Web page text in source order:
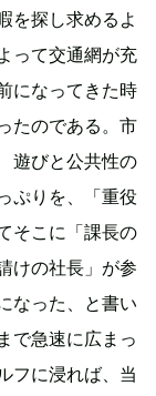
を探し求めるよ
って交通網が充
になってきた時
たのである。市
遊びと公共性の
ぷりを、「重役
そこに「課長の
けの社長」が参
なった、と書い
で急速に広まっ
フに浸れば、当